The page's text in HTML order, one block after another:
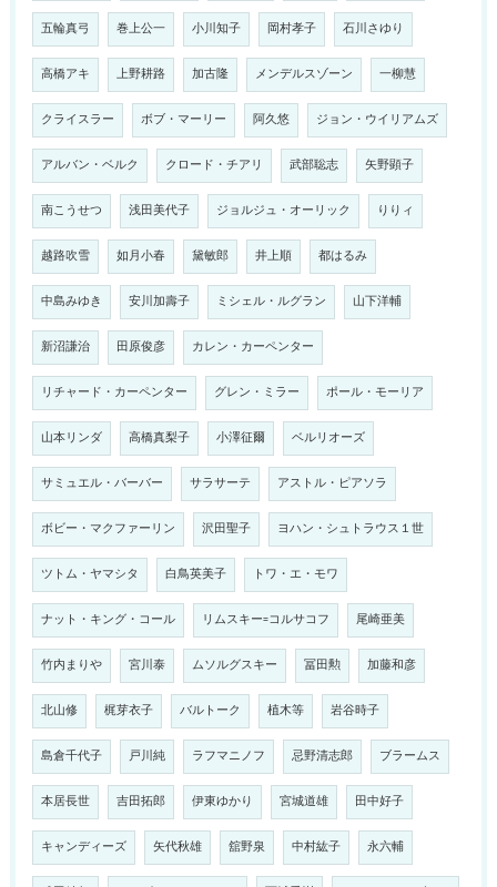
五輪真弓 巻上公一 小川知子 岡村孝子 石川さゆり
高橋アキ 上野耕路 加古隆 メンデルスゾーン 一柳慧
クライスラー ボブ・マーリー 阿久悠 ジョン・ウイリアムズ
アルバン・ベルク クロード・チアリ 武部聡志 矢野顕子
南こうせつ 浅田美代子 ジョルジュ・オーリック りりィ
越路吹雪 如月小春 黛敏郎 井上順 都はるみ
中島みゆき 安川加壽子 ミシェル・ルグラン 山下洋輔
新沼謙治 田原俊彦 カレン・カーペンター
リチャード・カーペンター グレン・ミラー ポール・モーリア
山本リンダ 高橋真梨子 小澤征爾 ベルリオーズ
サミュエル・バーバー サラサーテ アストル・ピアソラ
ボビー・マクファーリン 沢田聖子 ヨハン・シュトラウス１世
ツトム・ヤマシタ 白鳥英美子 トワ・エ・モワ
ナット・キング・コール リムスキー=コルサコフ 尾崎亜美
竹内まりや 宮川泰 ムソルグスキー 冨田勲 加藤和彦
北山修 梶芽衣子 バルトーク 植木等 岩谷時子
島倉千代子 戸川純 ラフマニノフ 忌野清志郎 ブラームス
本居長世 吉田拓郎 伊東ゆかり 宮城道雄 田中好子
キャンディーズ 矢代秋雄 舘野泉 中村紘子 永六輔